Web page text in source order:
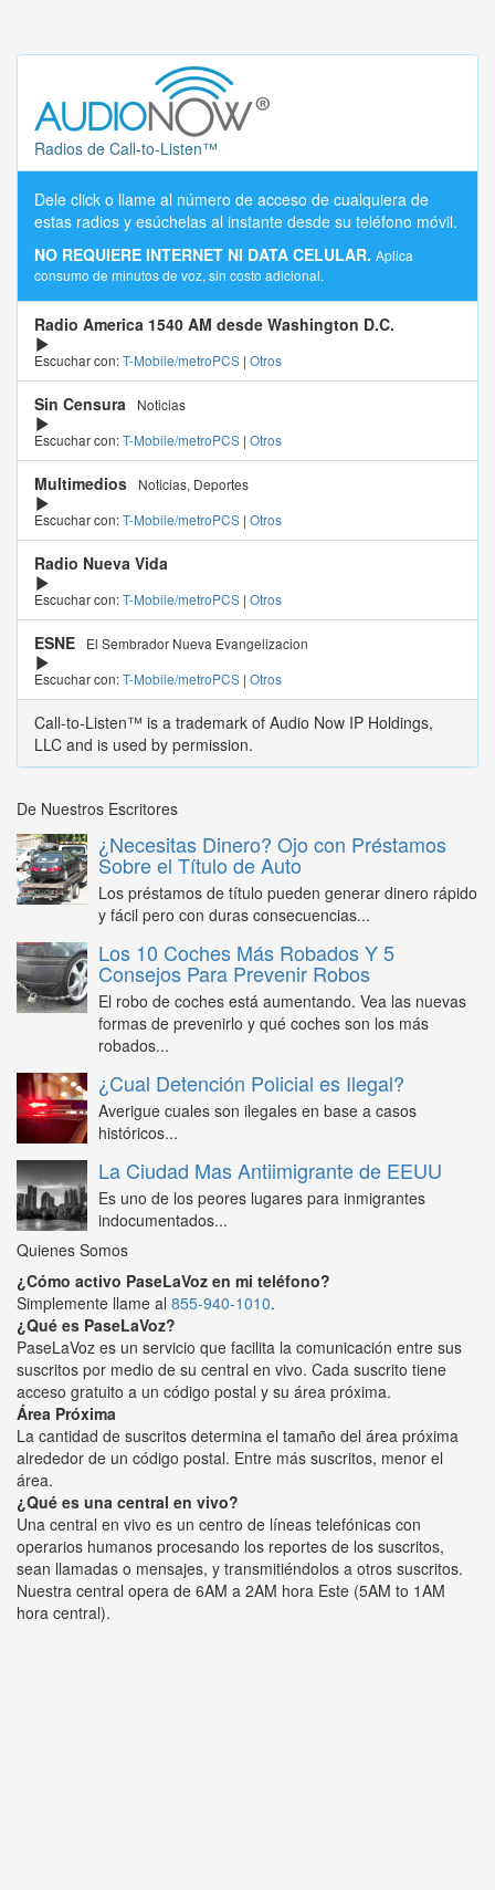
Radios de Call-to-Listen™
Dele click o llame al número de acceso de cualquiera de
estas radios y esúchelas al instante desde su teléfono móvil.
NO REQUIERE INTERNET NI DATA CELULAR. Aplica
consumo de minutos de voz, sin costo adicional.
Radio America 1540 AM desde Washington D.C.
Escuchar con:T-Mobile/metroPCS | Otros
Sin Censura
Noticias
Escuchar con:T-Mobile/metroPCS | Otros
Multimedios
Noticias, Deportes
Escuchar con:T-Mobile/metroPCS | Otros
Radio Nueva Vida
Escuchar con:T-Mobile/metroPCS | Otros
ESNE
El Sembrador Nueva Evangelizacion
Escuchar con:T-Mobile/metroPCS | Otros
Call-to-Listen™ is a trademark of Audio Now IP Holdings,
LLC and is used by permission.
De Nuestros Escritores
¿Necesitas Dinero? Ojo con Préstamos
Sobre el Título de Auto
Los préstamos de título pueden generar dinero rápido
y fácil pero con duras consecuencias...
Los 10 Coches Más Robados Y 5
Consejos Para Prevenir Robos
El robo de coches está aumentando. Vea las nuevas
formas de prevenirlo y qué coches son los más
robados...
¿Cual Detención Policial es Ilegal?
Averigue cuales son ilegales en base a casos
históricos...
La Ciudad Mas Antiimigrante de EEUU
Es uno de los peores lugares para inmigrantes
indocumentados...
Quienes Somos
¿Cómo activo PaseLaVoz en mi teléfono?
Simplemente llame al 855-940-1010.
¿Qué es PaseLaVoz?
PaseLaVoz es un servicio que facilita la comunicación entre sus
suscritos por medio de su central en vivo. Cada suscrito tiene
acceso gratuito a un código postal y su área próxima.
Área Próxima
La cantidad de suscritos determina el tamaño del área próxima
alrededor de un código postal. Entre más suscritos, menor el
área.
¿Qué es una central en vivo?
Una central en vivo es un centro de líneas telefónicas con
operarios humanos procesando los reportes de los suscritos,
sean llamadas o mensajes, y transmitiéndolos a otros suscritos.
Nuestra central opera de 6AM a 2AM hora Este (5AM to 1AM
hora central).